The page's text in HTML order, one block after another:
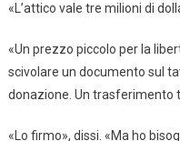
«L’attico vale tre milioni di
«Un prezzo piccolo per la
scivolare un documento sul
donazione. Un trasferimento
«Lo firmo», dissi. «Ma ho